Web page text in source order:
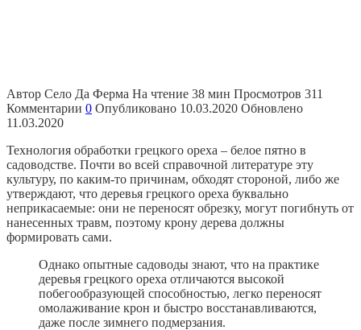
Автор Село Да Ферма На чтение 38 мин Просмотров 311
Комментарии 0 Опубликовано 10.03.2020 Обновлено
11.03.2020
Технология обработки грецкого ореха – белое пятно в
садоводстве. Почти во всей справочной литературе эту
культуру, по каким-то причинам, обходят стороной, либо же
утверждают, что деревья грецкого ореха буквально
неприкасаемые: они не переносят обрезку, могут погибнуть от
нанесенных травм, поэтому крону дерева должны
формировать сами.
Однако опытные садоводы знают, что на практике
деревья грецкого ореха отличаются высокой
побегообразующей способностью, легко переносят
омолаживание крон и быстро восстанавливаются,
даже после зимнего подмерзания.